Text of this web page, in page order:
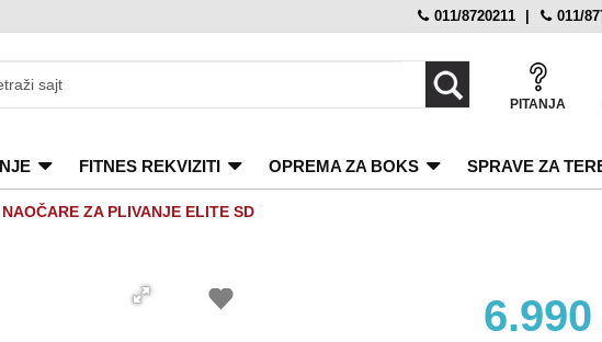
011/8720211 | 011/
PITANJA
FITNES REKVIZITI OPREMA ZA BOKS SPRAVE ZA
NAOČARE ZA PLIVANJE ELITE SD
6.990